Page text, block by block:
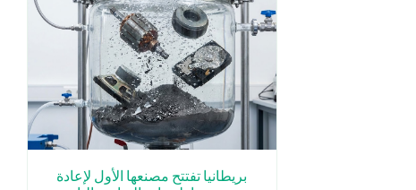
بريطانيا تفتتح مصنعها الأول لإعادة